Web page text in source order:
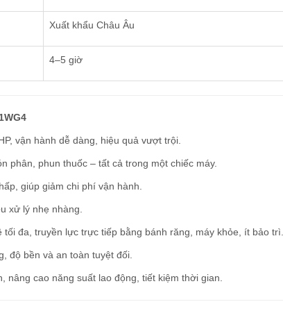
Xuất khẩu Châu Âu
4–5 giờ
vận hành dễ dàng, hiệu quả vượt trội.
phân, phun thuốc – tất cả trong một chiếc máy.
giúp giảm chi phí vận hành.
xử lý nhẹ nhàng.
tối đa, truyền lực trực tiếp bằng bánh răng, máy khỏe, ít bảo trì.
độ bền và an toàn tuyệt đối.
nâng cao năng suất lao động, tiết kiệm thời gian.